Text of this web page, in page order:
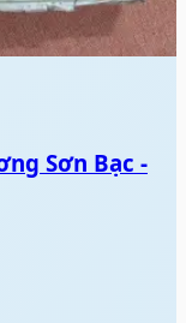
Sơn Bạc -